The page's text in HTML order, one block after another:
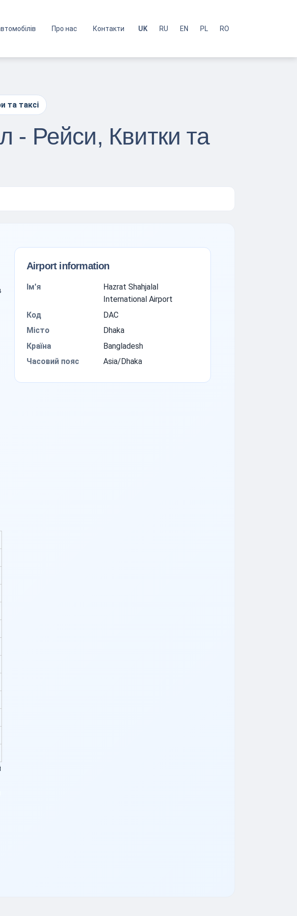
Про нас Контакти UK RU EN PL RO
та таксі
- Рейси, Квитки та
Airport information
Ім'я
Hazrat Shahjalal
International Airport
Код
DAC
Місто
Dhaka
Країна
Bangladesh
Часовий пояс
Asia/Dhaka